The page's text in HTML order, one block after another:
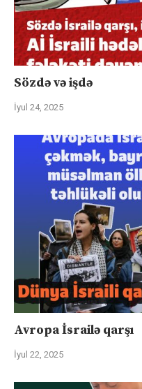
Sözdə və işdə
İyul 24, 2025
Avropa İsrailə qarşı
İyul 22, 2025